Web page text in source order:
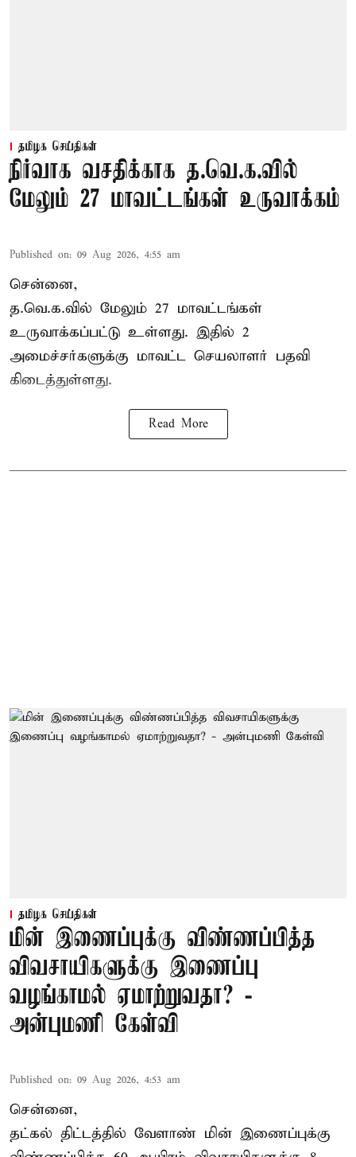
தமிழக செய்திகள்
நிர்வாக வசதிக்காக த.வெ.க.வில்
மேலும் 27 மாவட்டங்கள் உருவாக்கம்
Published on: 09 Aug 2026, 4:55 am
சென்னை,
த.வெ.க.வில் மேலும் 27 மாவட்டங்கள்
உருவாக்கப்பட்டு உள்ளது. இதில் 2
அமைச்சர்களுக்கு மாவட்ட செயலாளர் பதவி
கிடைத்துள்ளது.
Read More
தமிழக செய்திகள்
மின் இணைப்புக்கு விண்ணப்பித்த
விவசாயிகளுக்கு இணைப்பு
வழங்காமல் ஏமாற்றுவதா? -
அன்புமணி கேள்வி
Published on: 09 Aug 2026, 4:53 am
சென்னை,
தட்கல் திட்டத்தில் வேளாண் மின் இணைப்புக்கு